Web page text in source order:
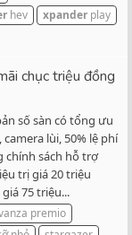
hev xpander play
chục triệu đồng
số sàn có tổng ưu
lùi, 50% lệ phí
chính sách hỗ trợ
trị giá 20 triệu
75 triệu...
premio